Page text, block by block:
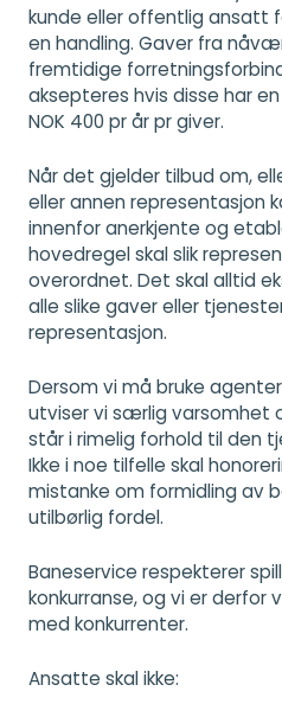
kunde eller offentlig ansatt
en handling. Gaver fra
fremtidige
aksepteres hvis disse har
NOK 400 pr år pr giver.
Når det gjelder tilbud om,
eller annen representasjon
innenfor anerkjente og
hovedregel skal slik
overordnet. Det skal alltid
alle slike gaver eller
representasjon.
Dersom vi må bruke
utviser vi særlig varsomhet
står i rimelig forhold til den
Ikke i noe tilfelle skal
mistanke om formidling av
utilbørlig fordel.
Baneservice respekterer
konkurranse, og vi er derfor
med konkurrenter.
Ansatte skal ikke: